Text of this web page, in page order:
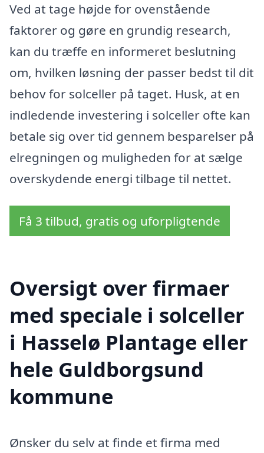
Ved at tage højde for ovenstående
faktorer og gøre en grundig research,
kan du træffe en informeret beslutning
om, hvilken løsning der passer bedst til dit
behov for solceller på taget. Husk, at en
indledende investering i solceller ofte kan
betale sig over tid gennem besparelser på
elregningen og muligheden for at sælge
overskydende energi tilbage til nettet.
Få 3 tilbud, gratis og uforpligtende
Oversigt over firmaer
med speciale i solceller
i Hasselø Plantage eller
hele Guldborgsund
kommune
Ønsker du selv at finde et firma med